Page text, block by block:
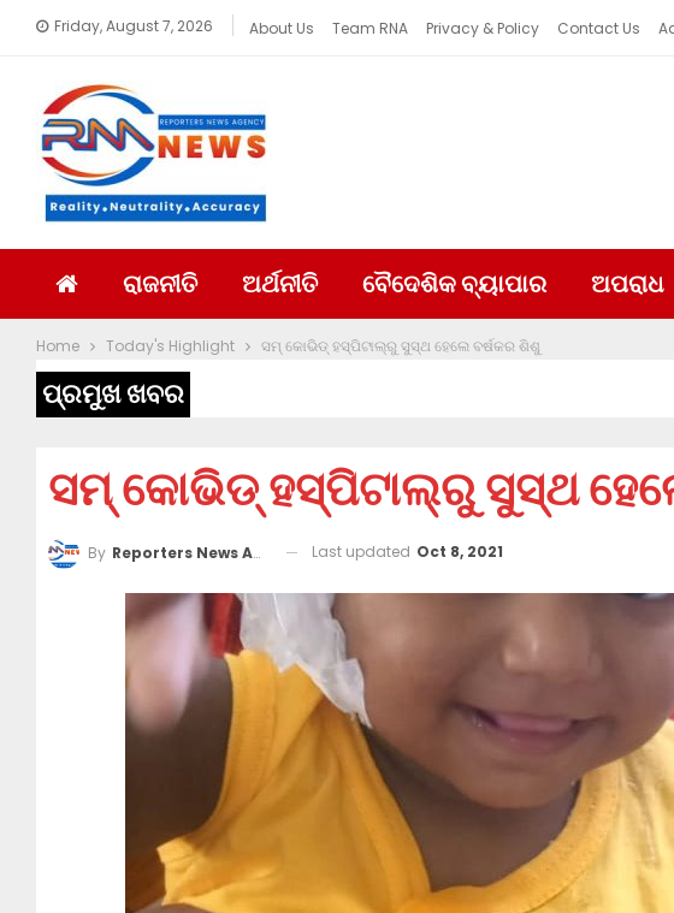
Friday, August 7, 2026 About Us Team RNA Privacy & Policy Contact Us
ରାଜନୀତି ଅର୍ଥନୀତି ବୈଦେଶିକ ବ୍ୟାପାର ଅପରାଧ
Home Today's Highlight ସମ୍ କୋଭିଡ୍ ହସ୍ପିଟାଲ୍‌ରୁ ସୁସ୍ଥ ହେଲେ ବର୍ଷକର ଶିଶୁ
ପ୍ରମୁଖ ଖବର
ସମ୍ କୋଭିଡ୍ ହସ୍ପିଟାଲ୍‌ରୁ ସୁସ୍ଥ
By Reporters News Agency Last updated Oct 8, 2021